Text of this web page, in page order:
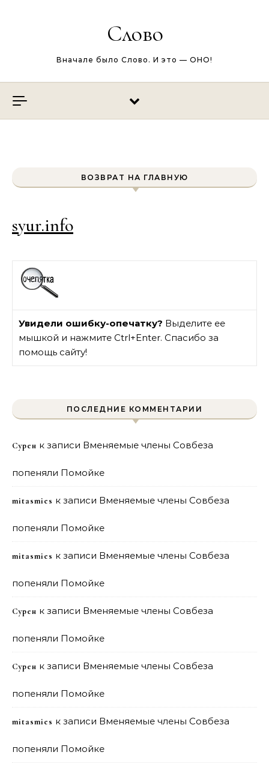
Слово
Вначале было Слово. И это — ОНО!
ВОЗВРАТ НА ГЛАВНУЮ
syur.info
Увидели ошибку-опечатку? Выделите ее
мышкой и нажмите Ctrl+Enter. Спасибо за
помощь сайту!
ПОСЛЕДНИЕ КОММЕНТАРИИ
Сурен к записи Вменяемые члены Совбеза
попеняли Помойке
mitasmies к записи Вменяемые члены Совбеза
попеняли Помойке
mitasmies к записи Вменяемые члены Совбеза
попеняли Помойке
Сурен к записи Вменяемые члены Совбеза
попеняли Помойке
Сурен к записи Вменяемые члены Совбеза
попеняли Помойке
mitasmies к записи Вменяемые члены Совбеза
попеняли Помойке